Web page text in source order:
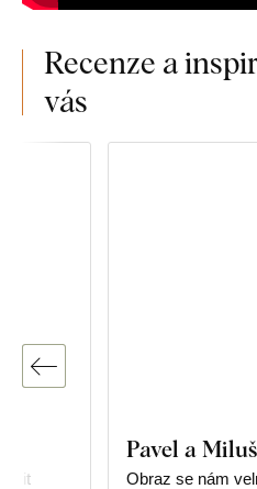
Recenze a
vás
Pavel a Miluš
Obraz se nám